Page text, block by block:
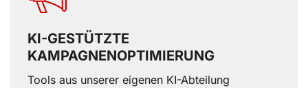
KI-GESTÜTZTE
KAMPAGNENOPTIMIERUNG
Tools aus unserer eigenen KI-Abteilung